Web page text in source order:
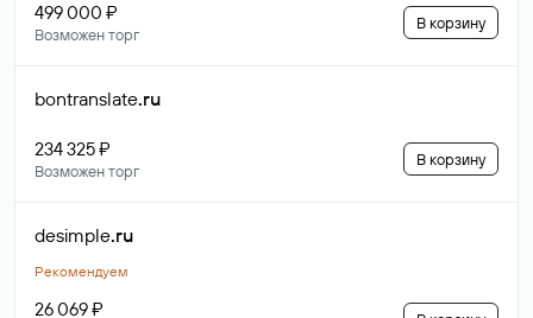
499 000 ₽
Возможен торг
В корзину
bontranslate.ru
234 325 ₽
Возможен торг
В корзину
desimple.ru
Рекомендуем
26 069 ₽